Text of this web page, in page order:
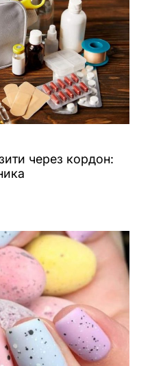
через кордон: